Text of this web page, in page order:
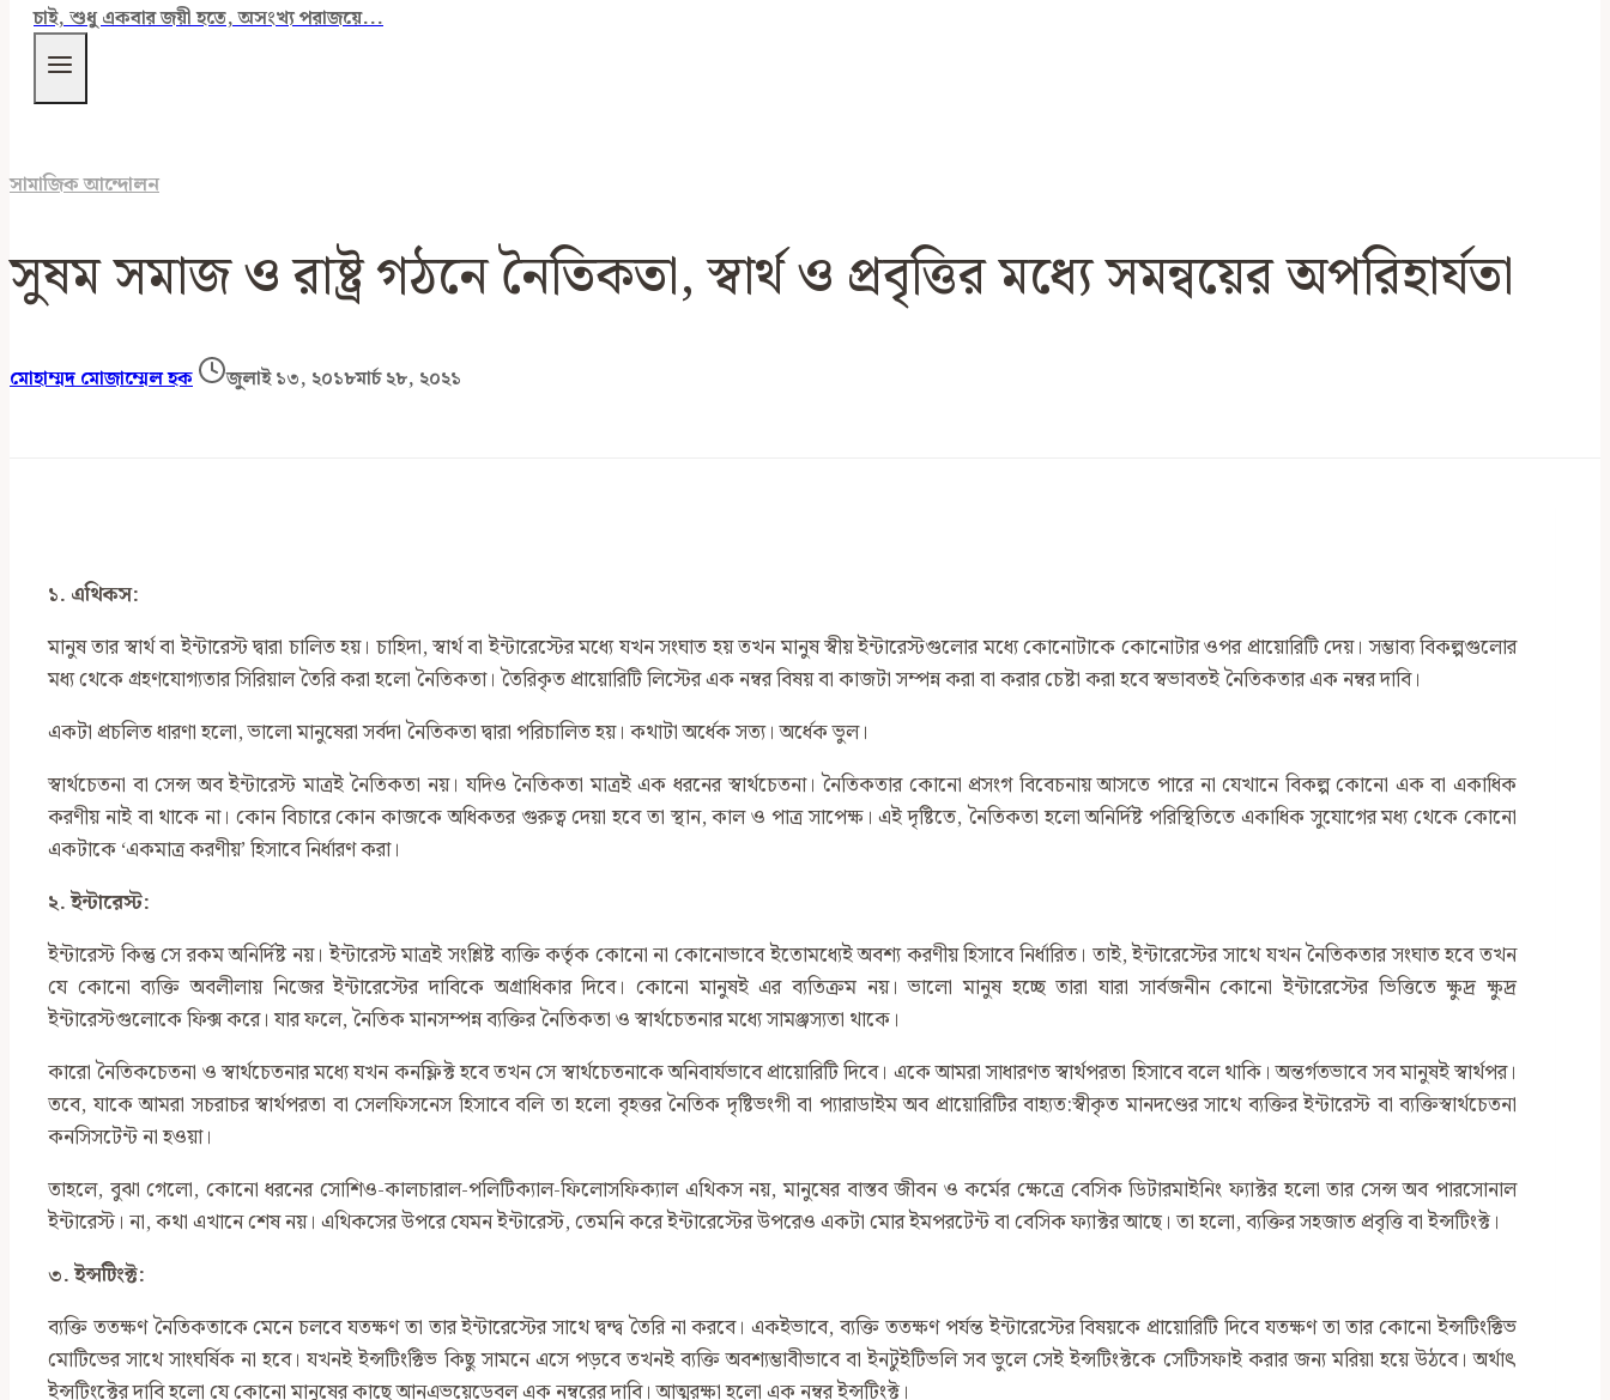
চাই, শুধু একবার জয়ী হতে, অসংখ্য পরাজয়ে...
সামাজিক আন্দোলন
সুষম সমাজ ও রাষ্ট্র গঠনে নৈতিকতা, স্বার্থ ও প্রবৃত্তির মধ্যে সমন্বয়ের অপরিহার্যতা
মোহাম্মদ মোজাম্মেল হক জুলাই ১৩, ২০১৮মার্চ ২৮, ২০২১
১. এথিকস:
মানুষ তার স্বার্থ বা ইন্টারেস্ট দ্বারা চালিত হয়। চাহিদা, স্বার্থ বা ইন্টারেস্টের মধ্যে যখন সংঘাত হয় তখন মানুষ স্বীয় ইন্টারেস্টগুলোর মধ্যে কোনোটাকে কোনোটার ওপর প্রায়োরিটি দেয়। সম্ভাব্য বিকল্পগুলোর
মধ্য থেকে গ্রহণযোগ্যতার সিরিয়াল তৈরি করা হলো নৈতিকতা। তৈরিকৃত প্রায়োরিটি লিস্টের এক নম্বর বিষয় বা কাজটা সম্পন্ন করা বা করার চেষ্টা করা হবে স্বভাবতই নৈতিকতার এক নম্বর দাবি।
একটা প্রচলিত ধারণা হলো, ভালো মানুষেরা সর্বদা নৈতিকতা দ্বারা পরিচালিত হয়। কথাটা অর্ধেক সত্য। অর্ধেক ভুল।
স্বার্থচেতনা বা সেন্স অব ইন্টারেস্ট মাত্রই নৈতিকতা নয়। যদিও নৈতিকতা মাত্রই এক ধরনের স্বার্থচেতনা। নৈতিকতার কোনো প্রসংগ বিবেচনায় আসতে পারে না যেখানে বিকল্প কোনো এক বা একাধিক
করণীয় নাই বা থাকে না। কোন বিচারে কোন কাজকে অধিকতর গুরুত্ব দেয়া হবে তা স্থান, কাল ও পাত্র সাপেক্ষ। এই দৃষ্টিতে, নৈতিকতা হলো অনির্দিষ্ট পরিস্থিতিতে একাধিক সুযোগের মধ্য থেকে কোনো
একটাকে ‘একমাত্র করণীয়’ হিসাবে নির্ধারণ করা।
২. ইন্টারেস্ট:
ইন্টারেস্ট কিন্তু সে রকম অনির্দিষ্ট নয়। ইন্টারেস্ট মাত্রই সংশ্লিষ্ট ব্যক্তি কর্তৃক কোনো না কোনোভাবে ইতোমধ্যেই অবশ্য করণীয় হিসাবে নির্ধারিত। তাই, ইন্টারেস্টের সাথে যখন নৈতিকতার সংঘাত হবে তখন
যে কোনো ব্যক্তি অবলীলায় নিজের ইন্টারেস্টের দাবিকে অগ্রাধিকার দিবে। কোনো মানুষই এর ব্যতিক্রম নয়। ভালো মানুষ হচ্ছে তারা যারা সার্বজনীন কোনো ইন্টারেস্টের ভিত্তিতে ক্ষুদ্র ক্ষুদ্র
ইন্টারেস্টগুলোকে ফিক্স করে। যার ফলে, নৈতিক মানসম্পন্ন ব্যক্তির নৈতিকতা ও স্বার্থচেতনার মধ্যে সামঞ্জস্যতা থাকে।
কারো নৈতিকচেতনা ও স্বার্থচেতনার মধ্যে যখন কনফ্লিক্ট হবে তখন সে স্বার্থচেতনাকে অনিবার্যভাবে প্রায়োরিটি দিবে। একে আমরা সাধারণত স্বার্থপরতা হিসাবে বলে থাকি। অন্তর্গতভাবে সব মানুষই স্বার্থপর।
তবে, যাকে আমরা সচরাচর স্বার্থপরতা বা সেলফিসনেস হিসাবে বলি তা হলো বৃহত্তর নৈতিক দৃষ্টিভংগী বা প্যারাডাইম অব প্রায়োরিটির বাহ্যত:স্বীকৃত মানদণ্ডের সাথে ব্যক্তির ইন্টারেস্ট বা ব্যক্তিস্বার্থচেতনা
কনসিসটেন্ট না হওয়া।
তাহলে, বুঝা গেলো, কোনো ধরনের সোশিও-কালচারাল-পলিটিক্যাল-ফিলোসফিক্যাল এথিকস নয়, মানুষের বাস্তব জীবন ও কর্মের ক্ষেত্রে বেসিক ডিটারমাইনিং ফ্যাক্টর হলো তার সেন্স অব পারসোনাল
ইন্টারেস্ট। না, কথা এখানে শেষ নয়। এথিকসের উপরে যেমন ইন্টারেস্ট, তেমনি করে ইন্টারেস্টের উপরেও একটা মোর ইমপরটেন্ট বা বেসিক ফ্যাক্টর আছে। তা হলো, ব্যক্তির সহজাত প্রবৃত্তি বা ইন্সটিংক্ট।
৩. ইন্সটিংক্ট:
ব্যক্তি ততক্ষণ নৈতিকতাকে মেনে চলবে যতক্ষণ তা তার ইন্টারেস্টের সাথে দ্বন্দ্ব তৈরি না করবে। একইভাবে, ব্যক্তি ততক্ষণ পর্যন্ত ইন্টারেস্টের বিষয়কে প্রায়োরিটি দিবে যতক্ষণ তা তার কোনো ইন্সটিংক্টিভ
মোটিভের সাথে সাংঘর্ষিক না হবে। যখনই ইন্সটিংক্টিভ কিছু সামনে এসে পড়বে তখনই ব্যক্তি অবশ্যম্ভাবীভাবে বা ইনটুইটিভলি সব ভুলে সেই ইন্সটিংক্টকে সেটিসফাই করার জন্য মরিয়া হয়ে উঠবে। অর্থাৎ
ইন্সটিংক্টের দাবি হলো যে কোনো মানুষের কাছে আনএভয়েডেবল এক নম্বরের দাবি। আত্মরক্ষা হলো এক নম্বর ইন্সটিংক্ট।